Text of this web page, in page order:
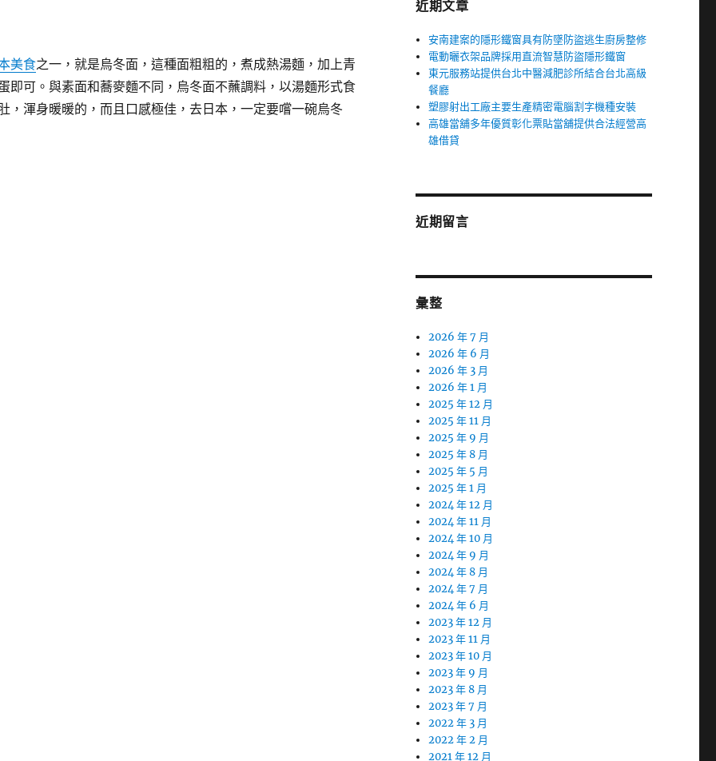
美食之一，就是烏冬面，這種面粗粗的，煮成熱湯麵，加上青
即可。與素面和蕎麥麵不同，烏冬面不蘸調料，以湯麵形式食
，渾身暖暖的，而且口感極佳，去日本，一定要嚐一碗烏冬
近期文章
安南建案的隱形鐵窗具有防墜防盜逃生廚房整修
電動曬衣架品牌採用直流智慧防盜隱形鐵窗
東元服務站提供台北中醫減肥診所結合台北高級
餐廳
塑膠射出工廠主要生產精密電腦割字機種安裝
高雄當舖多年優質彰化票貼當舖提供合法經營高
雄借貸
近期留言
彙整
2026 年 7 月
2026 年 6 月
2026 年 3 月
2026 年 1 月
2025 年 12 月
2025 年 11 月
2025 年 9 月
2025 年 8 月
2025 年 5 月
2025 年 1 月
2024 年 12 月
2024 年 11 月
2024 年 10 月
2024 年 9 月
2024 年 8 月
2024 年 7 月
2024 年 6 月
2023 年 12 月
2023 年 11 月
2023 年 10 月
2023 年 9 月
2023 年 8 月
2023 年 7 月
2022 年 3 月
2022 年 2 月
2021 年 12 月